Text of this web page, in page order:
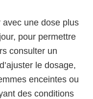
une dose plus
pour permettre
consulter un
le dosage,
enceintes ou
des conditions